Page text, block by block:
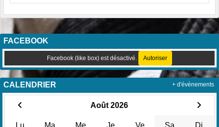
FACEBOOK
Facebook (like box) est désactivé. Autoriser
CALENDRIER
Août 2026
+ d'évènements